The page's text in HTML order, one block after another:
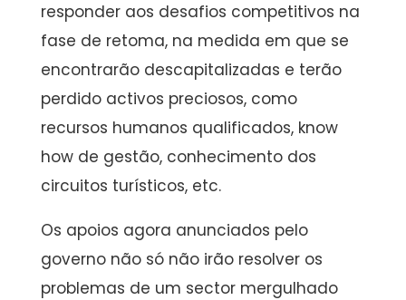
responder aos desafios competitivos na
fase de retoma, na medida em que se
encontrarão descapitalizadas e terão
perdido activos preciosos, como
recursos humanos qualificados, know
how de gestão, conhecimento dos
circuitos turísticos, etc.
Os apoios agora anunciados pelo
governo não só não irão resolver os
problemas de um sector mergulhado